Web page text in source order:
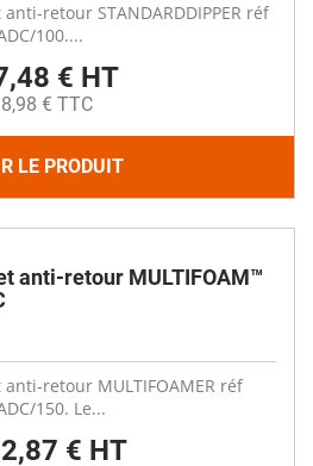
retour STANDARDDIPPER réf
100....
€ HT
8,98 € TTC
LE PRODUIT
anti-retour MULTIFOAM™
anti-retour MULTIFOAMER réf
150. Le...
€ HT